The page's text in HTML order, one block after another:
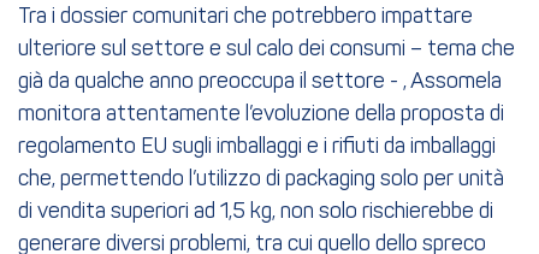
Tra i dossier comunitari che potrebbero impattare
ulteriore sul settore e sul calo dei consumi – tema che
già da qualche anno preoccupa il settore - , Assomela
monitora attentamente l’evoluzione della proposta di
regolamento EU sugli imballaggi e i rifiuti da imballaggi
che, permettendo l’utilizzo di packaging solo per unità
di vendita superiori ad 1,5 kg, non solo rischierebbe di
generare diversi problemi, tra cui quello dello spreco